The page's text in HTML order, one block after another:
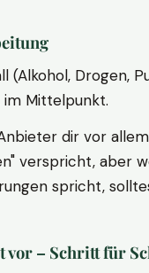
(Alkohol, Drogen,
Mittelpunkt.
dir vor
verspricht, aber
spricht,
vor – Schritt für